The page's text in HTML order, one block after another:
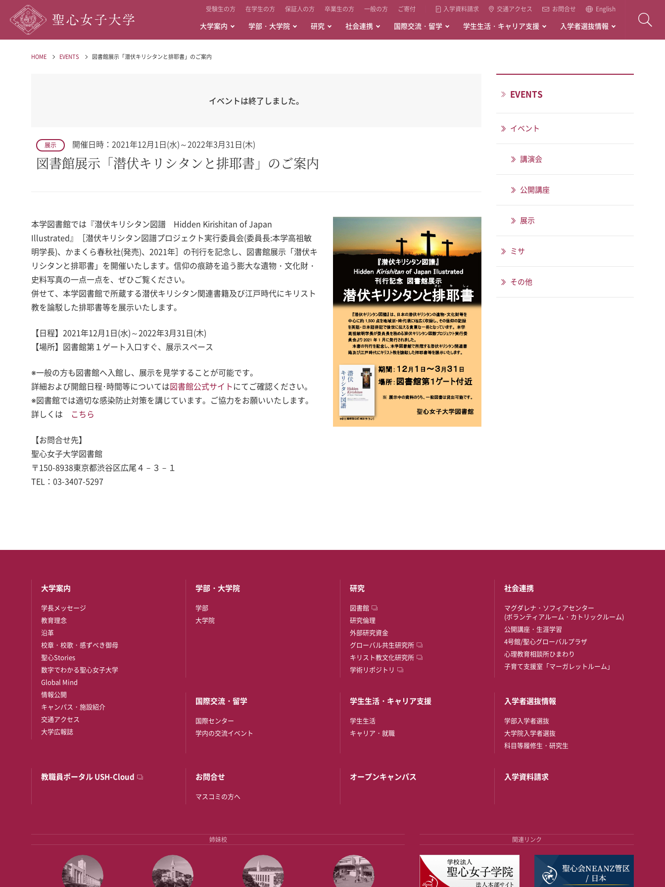
受験生の方 在学生の方 保証人の方 卒業生の方 一般の方 ご寄付 入学資料請求 交通アクセス お問合せ English
大学案内 学部・大学院 研究 社会連携 国際交流・留学 学生生活・キャリア支援 入学者選抜情報
HOME EVENTS 図書館展示「潜伏キリシタンと排耶書」のご案内
イベントは終了しました。
展示 開催日時：2021年12月1日(水)～2022年3月31日(木)
図書館展示「潜伏キリシタンと排耶書」のご案内
本学図書館では『潜伏キリシタン図譜 Hidden Kirishitan of Japan
Illustrated』［潜伏キリシタン図譜プロジェクト実行委員会(委員長:本学高祖敏
明学長)、かまくら春秋社(発売)、2021年］の刊行を記念し、図書館展示「潜伏キ
リシタンと排耶書」を開催いたします。信仰の痕跡を追う膨大な遺物・文化財・
史料写真の一点一点を、ぜひご覧ください。
併せて、本学図書館で所蔵する潜伏キリシタン関連書籍及び江戸時代にキリスト
教を論駁した排耶書等を展示いたします。
【日程】2021年12月1日(水)～2022年3月31日(木)
【場所】図書館第１ゲート入口すぐ、展示スペース
※一般の方も図書館へ入館し、展示を見学することが可能です。
詳細および開館日程･時間等については図書館公式サイトにてご確認ください。
※図書館では適切な感染防止対策を講じています。ご協力をお願いいたします。
詳しくは こちら
【お問合せ先】
聖心女子大学図書館
〒150-8938東京都渋谷区広尾４－３－１
TEL：03-3407-5297
EVENTS
イベント
講演会
公開講座
展示
ミサ
その他
大学案内
学長メッセージ
教育理念
沿革
校章・校歌・感ずべき御母
聖心Stories
数字でわかる聖心女子大学
Global Mind
情報公開
キャンパス・施設紹介
交通アクセス
大学広報誌
学部・大学院
学部
大学院
研究
図書館
研究倫理
外部研究資金
グローバル共生研究所
キリスト教文化研究所
学術リポジトリ
社会連携
マグダレナ・ソフィアセンター
(ボランティアルーム・カトリックルーム)
公開講座・生涯学習
4号館/聖心グローバルプラザ
心理教育相談所ひまわり
子育て支援室「マーガレットルーム」
国際交流・留学
国際センター
学内の交流イベント
学生生活・キャリア支援
学生生活
キャリア・就職
入学者選抜情報
学部入学者選抜
大学院入学者選抜
科目等履修生・研究生
教職員ポータル USH-Cloud お問合せ
マスコミの方へ
オープンキャンパス 入学資料請求
姉妹校 関連リンク